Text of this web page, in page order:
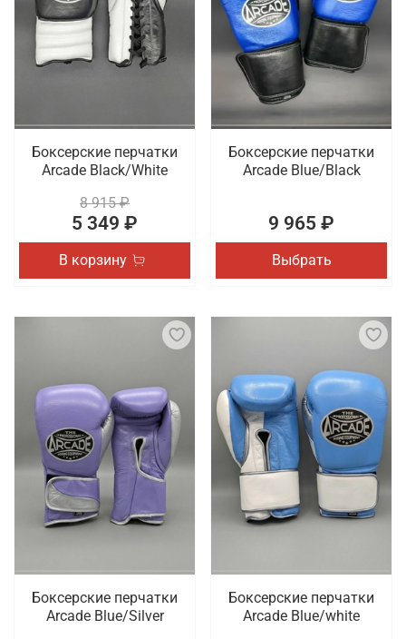
Боксерские перчатки
Arcade Black/White
8 915 ₽
5 349 ₽
В корзину
Боксерские перчатки
Arcade Blue/Black
9 965 ₽
Выбрать
Боксерские перчатки
Arcade Blue/Silver
Боксерские перчатки
Arcade Blue/white